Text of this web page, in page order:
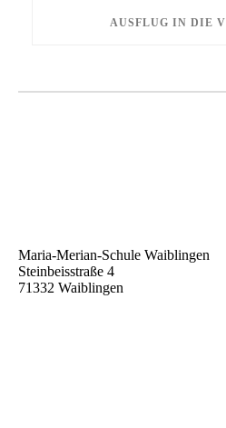
AUSFLUG IN DIE
Maria-Merian-Schule Waiblingen
Steinbeisstraße 4
71332 Waiblingen